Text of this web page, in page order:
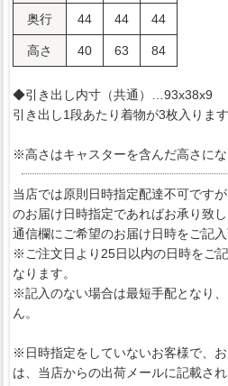
奥行 44 44 44
高さ 40 63 84
◆引き出し内寸（共通）…93x38x9
引き出し1段あたり着物が3枚入ります
※高さはキャスターを含んだ高さにな
当店では原則日時指定配達不可です
のお届け日時指定であればお承り致し
通信欄にご希望のお届け日時をご記入
※ご注文日より25日以内の日時をご
なります。
※記入のない場合は最短手配となり
ん。
※日時指定をしていないお客様で、
は、当店からの出荷メールに記載さ